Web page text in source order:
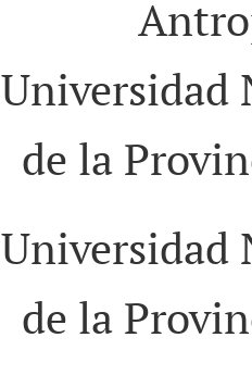
Universidad
de la
Universidad
de la